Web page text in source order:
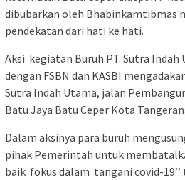
dibubarkan oleh Bhabinkamtibmas
pendekatan dari hati ke hati.
Aksi kegiatan Buruh PT. Sutra
dengan FSBN dan KASBI
Sutra Indah Utama, jalan
Batu Jaya Batu Ceper Kota
Dalam aksinya para buruh
pihak Pemerintah untuk
baik fokus dalam tangani covid-19’’